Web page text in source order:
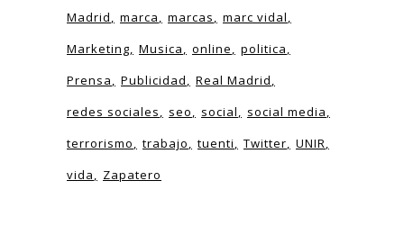
Madrid
marca marcas
marc vidal
Marketing
Musica online
politica
Prensa
Publicidad
Real Madrid
redes sociales
seo social
social media
terrorismo
trabajo tuenti Twitter
UNIR
vida
Zapatero